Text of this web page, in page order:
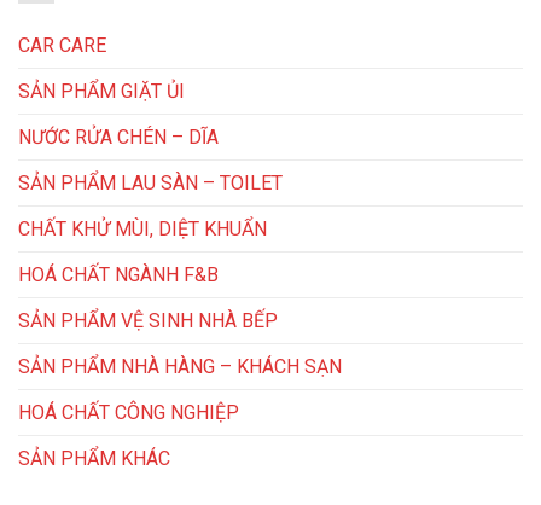
CAR CARE
SẢN PHẨM GIẶT ỦI
NƯỚC RỬA CHÉN – DĨA
SẢN PHẨM LAU SÀN – TOILET
CHẤT KHỬ MÙI, DIỆT KHUẨN
HOÁ CHẤT NGÀNH F&B
SẢN PHẨM VỆ SINH NHÀ BẾP
SẢN PHẨM NHÀ HÀNG – KHÁCH SẠN
HOÁ CHẤT CÔNG NGHIỆP
SẢN PHẨM KHÁC